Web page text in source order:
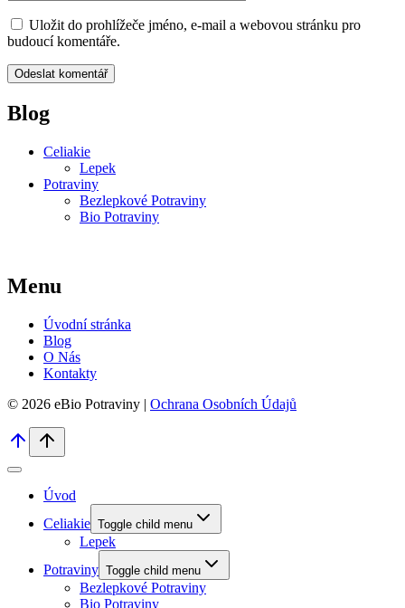
Uložit do prohlížeče jméno, e-mail a webovou stránku pro
budoucí komentáře.
Blog
Celiakie
Lepek
Potraviny
Bezlepkové Potraviny
Bio Potraviny
Menu
Úvodní stránka
Blog
O Nás
Kontakty
© 2026 eBio Potraviny | Ochrana Osobních Údajů
Úvod
Celiakie Toggle child menu
Lepek
Potraviny Toggle child menu
Bezlepkové Potraviny
Bio Potraviny